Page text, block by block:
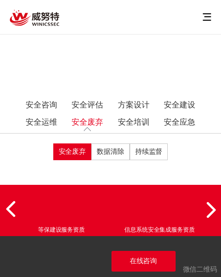
安全咨询 安全评估 方案设计 安全建设
安全运维 安全废弃 安全培训 安全应急
安全废弃 数据清除 持续监督
等保建设服务资质 信息系统安全集成服务资质
微信二维码
在线咨询